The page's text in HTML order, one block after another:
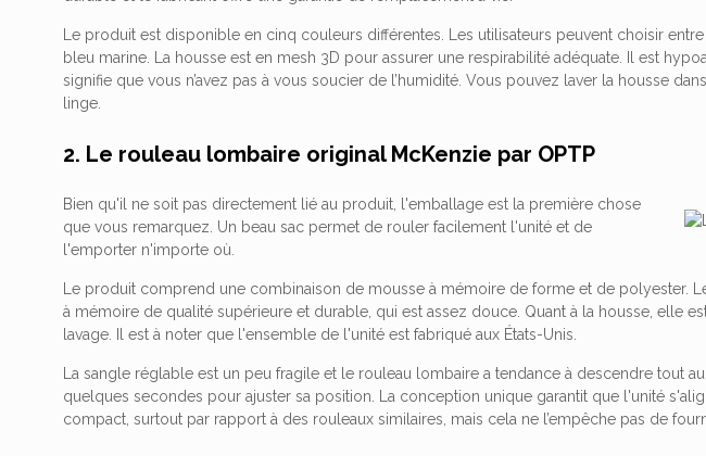
Le produit est disponible en cinq couleurs différentes. Les utilisateurs peuvent choisir
bleu marine. La housse est en mesh 3D pour assurer une respirabilité adéquate. Il est
signifie que vous n’avez pas à vous soucier de l’humidité. Vous pouvez laver la housse
linge.
2. Le rouleau lombaire original McKenzie par OPTP
Bien qu'il ne soit pas directement lié au produit, l'emballage est la première chose
que vous remarquez. Un beau sac permet de rouler facilement l'unité et de
l'emporter n'importe où.
Le produit comprend une combinaison de mousse à mémoire de forme et de polyester.
à mémoire de qualité supérieure et durable, qui est assez douce. Quant à la housse, elle
lavage. Il est à noter que l'ensemble de l'unité est fabriqué aux États-Unis.
La sangle réglable est un peu fragile et le rouleau lombaire a tendance à descendre tout
quelques secondes pour ajuster sa position. La conception unique garantit que l'unité
compact, surtout par rapport à des rouleaux similaires, mais cela ne l’empêche pas de